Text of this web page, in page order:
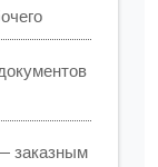
заказным